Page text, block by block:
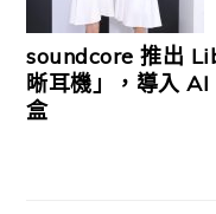
soundcore 推出
晰耳機」，導入
盒